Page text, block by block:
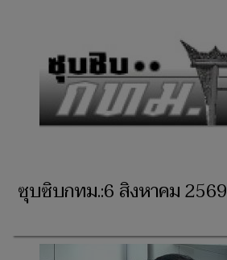
ซุบซิบกทม.:6 สิงหาคม 2569